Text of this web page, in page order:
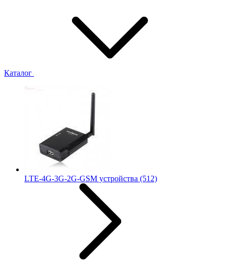
Каталог
LTE-4G-3G-2G-GSM устройства (512)